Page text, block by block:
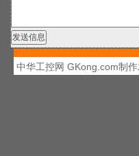
中华工控网 GKong.com制